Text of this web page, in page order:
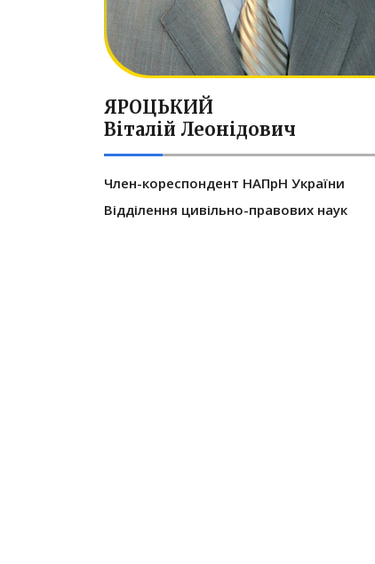
ЯРОЦЬКИЙ
Віталій Леонідович
Член-кореспондент НАПрН України
Відділення цивільно-правових наук